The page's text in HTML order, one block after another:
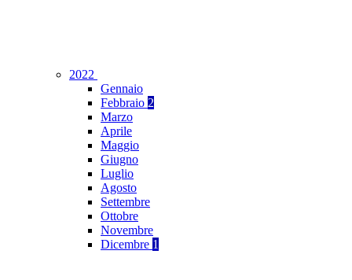
2022
Gennaio
Febbraio 2
Marzo
Aprile
Maggio
Giugno
Luglio
Agosto
Settembre
Ottobre
Novembre
Dicembre 1